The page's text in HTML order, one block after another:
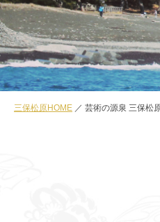
三保松原HOME 芸術の源泉 三保松